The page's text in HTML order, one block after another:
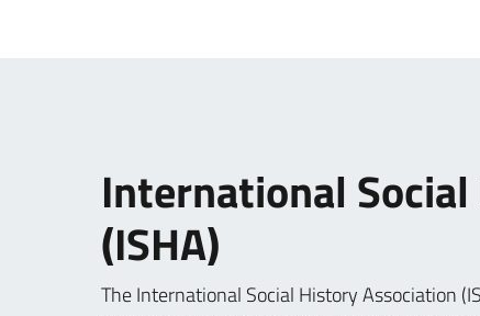
International
(ISHA)
The International Social History Association